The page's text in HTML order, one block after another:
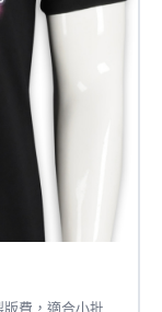
費，適合小批